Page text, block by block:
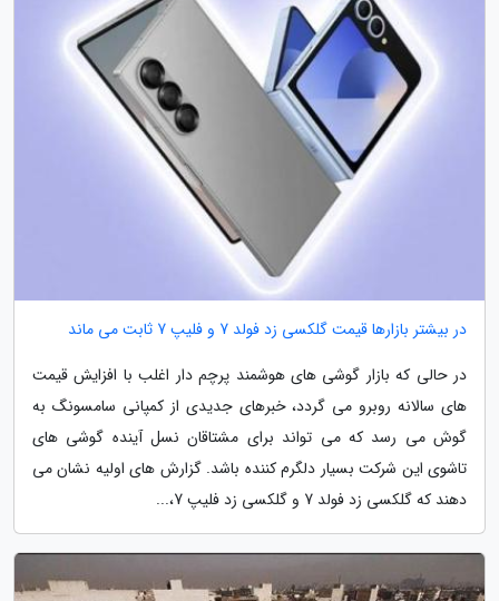
در بیشتر بازارها قیمت گلکسی زد فولد 7 و فلیپ 7 ثابت می ماند
در حالی که بازار گوشی های هوشمند پرچم دار اغلب با افزایش قیمت
های سالانه روبرو می گردد، خبرهای جدیدی از کمپانی سامسونگ به
گوش می رسد که می تواند برای مشتاقان نسل آینده گوشی های
تاشوی این شرکت بسیار دلگرم کننده باشد. گزارش های اولیه نشان می
دهند که گلکسی زد فولد 7 و گلکسی زد فلیپ 7،...